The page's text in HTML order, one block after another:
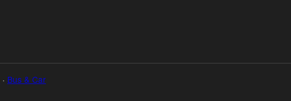
· Bus & Car